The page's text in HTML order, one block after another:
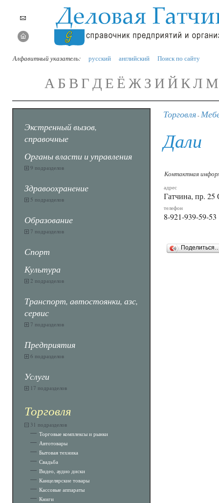
Алфавитный указатель: русский английский Поиск по сайту
АБ В ГД Е ЁЖЗ И Й КЛ М
Экстренный вызов,
справочные
Органы власти и управления
9 подразделов
Здравоохранение
5 подразделов
Образование
7 подразделов
Спорт
Культура
2 подразделов
Транспорт, автостоянки, азс,
сервис
7 подразделов
Предприятия
6 подразделов
Услуги
17 подразделов
Торговля
31 подразделов
Торговые комплексы и рынки
Автотовары
Бытовая техника
Свадьба
Видео, аудио диски
Канцелярские товары
Кассовые аппараты
Книги
Торговля -
Дали
Контактная
адрес
Гатчина, пр. 25
телефон
8-921-939-59-53